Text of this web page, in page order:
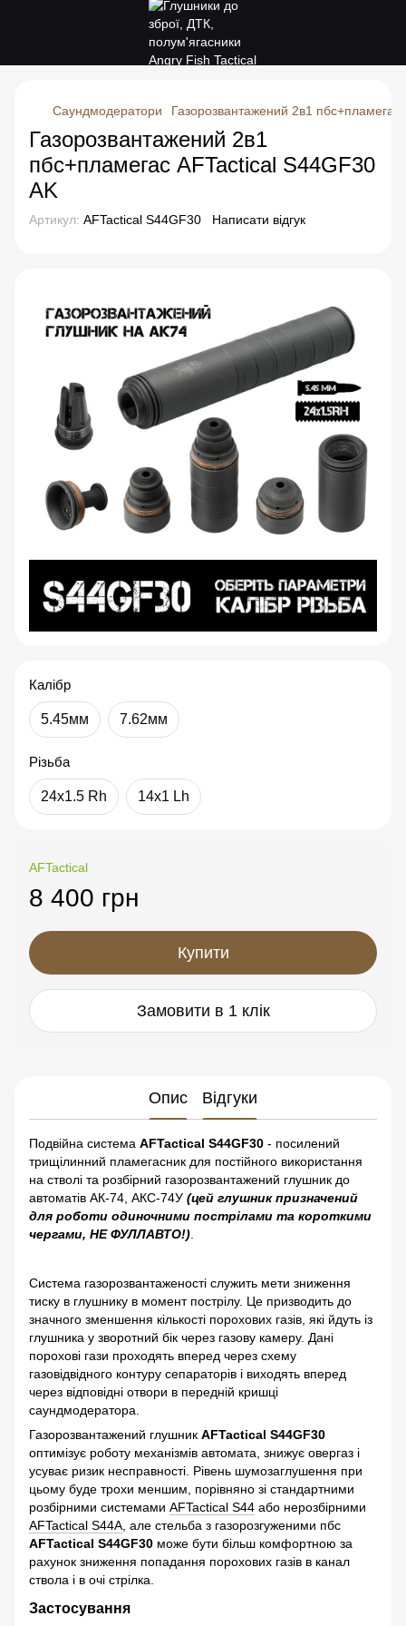
Саундмодератори Газорозвантажений 2в1
Газорозвантажений 2в1
пбс+пламегас AFTactical S44GF30
AK
Артикул: AFTactical S44GF30 Написати відгук
Калібр
5.45мм 7.62мм
Різьба
24x1.5 Rh 14x1 Lh
AFTactical
8 400 грн
Купити
Замовити в 1 клік
Опис Відгуки
Подвійна система AFTactical S44GF30 - посилений
трищілинний пламегасник для постійного використання
на стволі та розбірний газорозвантажений глушник до
автоматів АК-74, АКС-74У (цей глушник призначений
для роботи одиночними пострілами та короткими
чергами, НЕ ФУЛЛАВТО!)
Система газорозвантаженості служить мети зниження
тиску в глушнику в момент пострілу. Це призводить до
значного зменшення кількості порохових газів, які йдуть із
глушника у зворотний бік через газову камеру. Дані
порохові гази проходять вперед через схему
газовідвідного контуру сепараторів і виходять вперед
через відповідні отвори в передній кришці
саундмодератора.
Газорозвантажений глушник AFTactical S44GF30
оптимізує роботу механізмів автомата, знижує овергаз і
усуває ризик несправності. Рівень шумозаглушення при
цьому буде трохи меншим, порівняно зі стандартними
розбірними системами AFTactical S44 або нерозбірними
AFTactical S44А , але стельба з газорозгуженими пбс
AFTactical S44GF30 може бути більш комфортною за
рахунок зниження попадання порохових газів в канал
ствола і в очі стрілка.
Застосування